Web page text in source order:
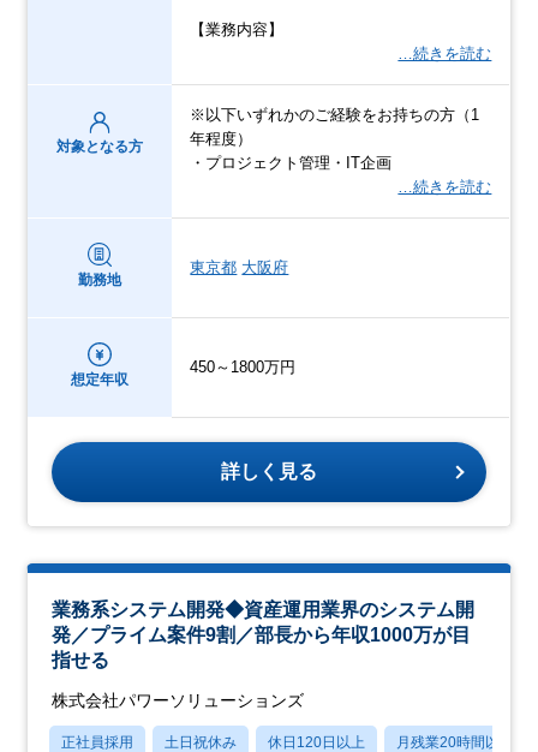
【業務内容】
…続きを読む
対象となる方
※以下いずれかのご経験をお持ちの方（1
年程度）
・プロジェクト管理・IT企画
…続きを読む
勤務地
東京都 大阪府
想定年収
450～1800万円
詳しく見る
業務系システム開発◆資産運用業界のシステム開
発／プライム案件9割／部長から年収1000万が目
指せる
株式会社パワーソリューションズ
正社員採用 土日祝休み 休日120日以上 月残業20時間以内